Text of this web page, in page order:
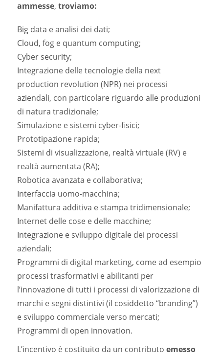
ammesse, troviamo:
Big data e analisi dei dati;
Cloud, fog e quantum computing;
Cyber security;
Integrazione delle tecnologie della next
production revolution (NPR) nei processi
aziendali, con particolare riguardo alle produzioni
di natura tradizionale;
Simulazione e sistemi cyber-fisici;
Prototipazione rapida;
Sistemi di visualizzazione, realtà virtuale (RV) e
realtà aumentata (RA);
Robotica avanzata e collaborativa;
Interfaccia uomo-macchina;
Manifattura additiva e stampa tridimensionale;
Internet delle cose e delle macchine;
Integrazione e sviluppo digitale dei processi
aziendali;
Programmi di digital marketing, come ad esempio
processi trasformativi e abilitanti per
l’innovazione di tutti i processi di valorizzazione di
marchi e segni distintivi (il cosiddetto “branding”)
e sviluppo commerciale verso mercati;
Programmi di open innovation.
L’incentivo è costituito da un contributo emesso